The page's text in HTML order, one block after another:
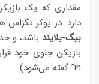
مقداری که یک
دارد. در پوکر تگزاس
بیگ-بلایند باشد، و
بازیکن جلوی خود
in” گفته می‌شود).